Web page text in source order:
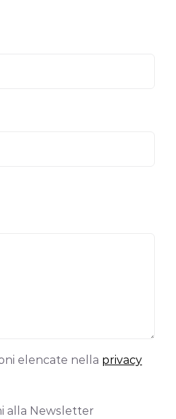
elencate nella privacy
alla Newsletter